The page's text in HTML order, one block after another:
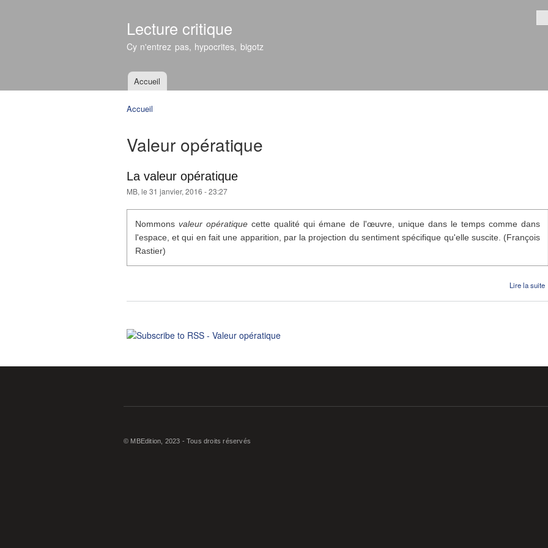
Lecture critique
Cy n'entrez pas, hypocrites, bigotz
Menu principal
Accueil
Accueil
Valeur opératique
La valeur opératique
MB, le 31 janvier, 2016 - 23:27
Nommons valeur opératiquecette qualité qui émane de l'œuvre, unique dans le temps comme dans
l'espace, et qui en fait une apparition, par la projection du sentiment spécifique qu'elle suscite. (François
Rastier)
Lire la suite
© MBEdition, 2023 - Tous droits réservés